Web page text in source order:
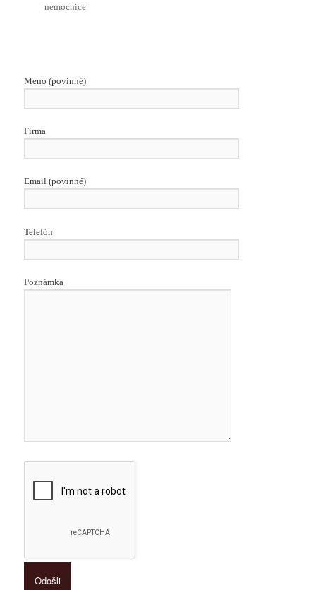
nemocnice
Meno (povinné)
Firma
Email (povinné)
Telefón
Poznámka